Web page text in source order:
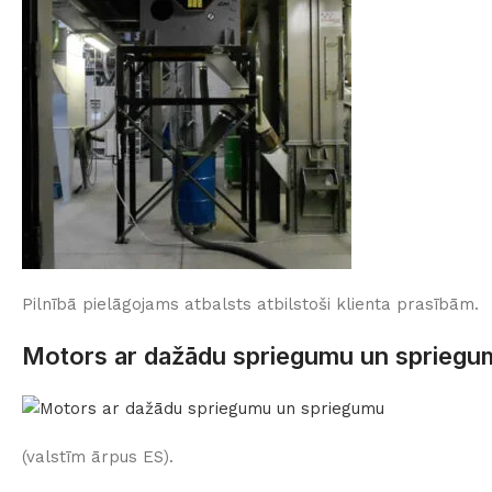
Pilnībā pielāgojams atbalsts atbilstoši klienta prasībām.
Motors ar dažādu spriegumu un
(valstīm ārpus ES).